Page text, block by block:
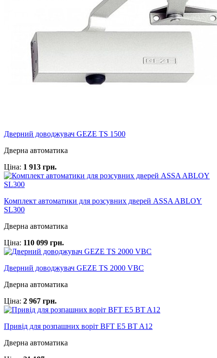
Дверний доводжувач GEZE TS 1500
Дверна автоматика
Ціна: 1 913 грн.
Комплект автоматики для розсувних дверей ASSA ABLOY
SL300
Дверна автоматика
Ціна: 110 099 грн.
Дверний доводжувач GEZE TS 2000 VBC
Дверна автоматика
Ціна: 2 967 грн.
Привід для розпашних воріт BFT E5 BT A12
Дверна автоматика